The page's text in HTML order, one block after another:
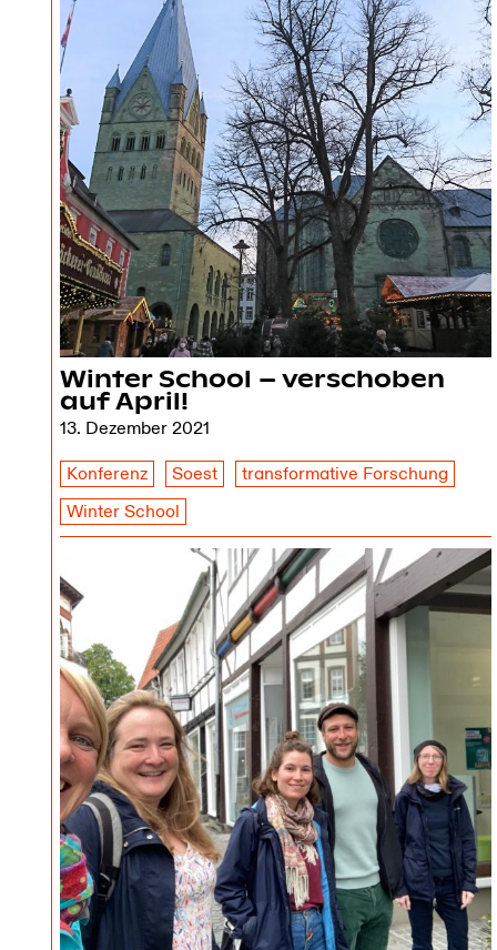
Winter School – verschoben
auf April!
13. Dezember 2021
Konferenz Soest
transformative Forschung
Winter School